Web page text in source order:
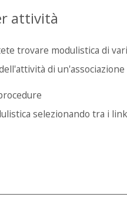
attività
trovare modulistica di
di
selezionando tra i